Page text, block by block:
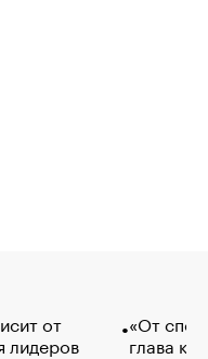
от
лидеров
«От
глава